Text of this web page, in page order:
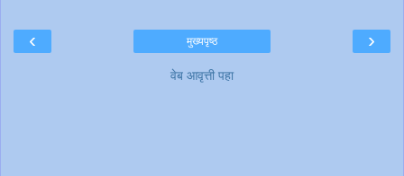
‹ ›
मुख्यपृष्ठ
वेब आवृत्ती पहा